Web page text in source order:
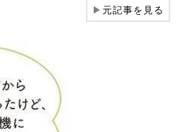
▶元記事を見る